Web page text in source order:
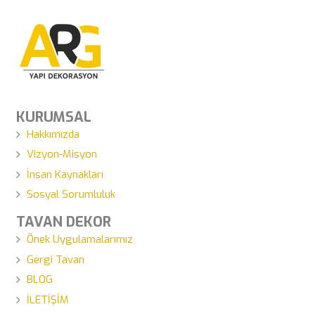
KURUMSAL
Hakkımızda
Vizyon-Misyon
İnsan Kaynakları
Sosyal Sorumluluk
TAVAN DEKOR
Önek Uygulamalarımız
Gergi Tavan
BLOG
İLETİŞİM